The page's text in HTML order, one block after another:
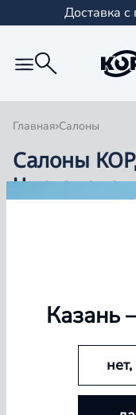
Доставка с
Главная Салоны
Салоны
Чистополе
салонов в Казани
БОЛЬШЕ
Казань